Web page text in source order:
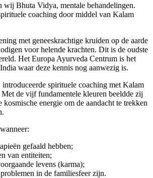
wij Bhuta Vidya, mentale behandelingen.
coaching door middel van Kalam
met geneeskrachtige kruiden op de aarde
voor helende krachten. Dit is de oudste
Het Europa Ayurveda Centrum is het
waar deze kennis nog aanwezig is.
introduceerde spirituele coaching met Kalam
de vijf fundamentele kleuren beeldde zij
kosmische energie om de aandacht te trekken
gefaald hebben;
van entiteiten;
levens (karma);
in de familiesfeer zijn.